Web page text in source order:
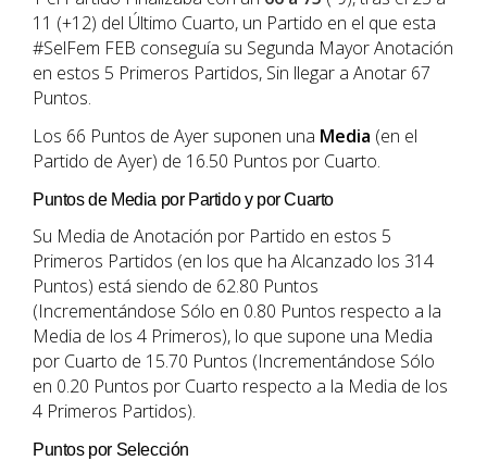
11 (+12) del Último Cuarto, un Partido en el que esta
#SelFem FEB conseguía su Segunda Mayor Anotación
en estos 5 Primeros Partidos, Sin llegar a Anotar 67
Puntos.
Los 66 Puntos de Ayer suponen una Media (en el
Partido de Ayer) de 16.50 Puntos por Cuarto.
Puntos de Media por Partido y por Cuarto
Su Media de Anotación por Partido en estos 5
Primeros Partidos (en los que ha Alcanzado los 314
Puntos) está siendo de 62.80 Puntos
(Incrementándose Sólo en 0.80 Puntos respecto a la
Media de los 4 Primeros), lo que supone una Media
por Cuarto de 15.70 Puntos (Incrementándose Sólo
en 0.20 Puntos por Cuarto respecto a la Media de los
4 Primeros Partidos).
Puntos por Selección